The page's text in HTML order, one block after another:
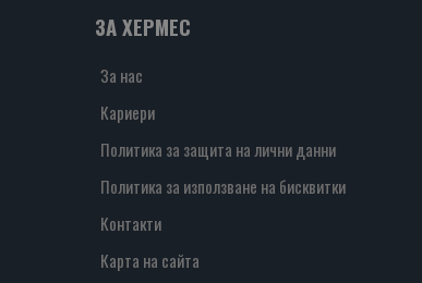
ЗА ХЕРМЕС
За нас
Кариери
Политика за защита на лични данни
Политика за използване на бисквитки
Контакти
Карта на сайта